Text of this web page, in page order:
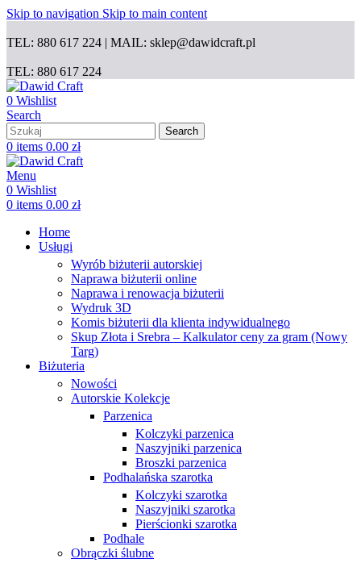
Skip to navigation Skip to main content
TEL: 880 617 224 | MAIL: sklep@dawidcraft.pl
TEL: 880 617 224
0 Wishlist
Search
Search
0 items 0.00 zł
Menu
0 Wishlist
0 items 0.00 zł
Home
Usługi
Wyrób biżuterii autorskiej
Naprawa biżuterii online
Naprawa i renowacja biżuterii
Wydruk 3D
Komis biżuterii dla klienta indywidualnego
Skup Złota i Srebra – Kalkulator ceny za gram (Nowy
Targ)
Biżuteria
Nowości
Autorskie Kolekcje
Parzenica
Kolczyki parzenica
Naszyjniki parzenica
Broszki parzenica
Podhalańska szarotka
Kolczyki szarotka
Naszyjniki szarotka
Pierścionki szarotka
Podhale
Obrączki ślubne